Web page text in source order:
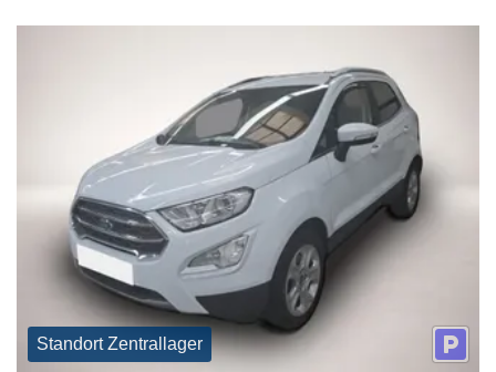
Standort Zentrallager